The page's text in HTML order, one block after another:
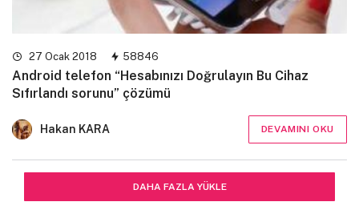
27 Ocak 2018 58846
Android telefon “Hesabınızı Doğrulayın Bu Cihaz
Sıfırlandı sorunu” çözümü
Hakan KARA DEVAMINI OKU
DAHA FAZLA YÜKLE